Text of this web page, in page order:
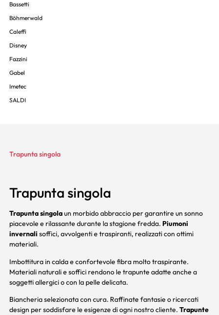
Bassetti
Böhmerwald
Caleffi
Disney
Fazzini
Gabel
Imetec
SALDI
Trapunta singola
Trapunta singola
Trapunta singolaun morbido abbraccio per garantire un sonno
piacevole e rilassante durante la stagione fredda. Piumoni
invernali soffici, avvolgenti e traspiranti, realizzati con ottimi
materiali.
Imbottitura in calda e confortevole fibra molto traspirante.
Materiali naturali e soffici rendono le trapunte adatte anche a
soggetti allergici o con la pelle delicata.
Biancheria selezionata con cura. Raffinate fantasie o ricercati
design per soddisfare le esigenze di ogni nostro cliente. Trapunte